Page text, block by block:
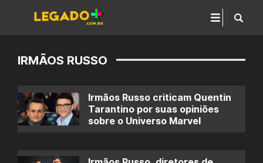
IRMÃOS RUSSO
Irmãos Russo criticam Quentin
Tarantino por suas opiniões
sobre o Universo Marvel